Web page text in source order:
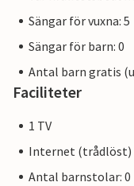
Sängar för vuxna: 5
Sängar för barn: 0
Antal barn gratis
Faciliteter
1 TV
Internet (trådlöst)
Antal barnstolar: 0